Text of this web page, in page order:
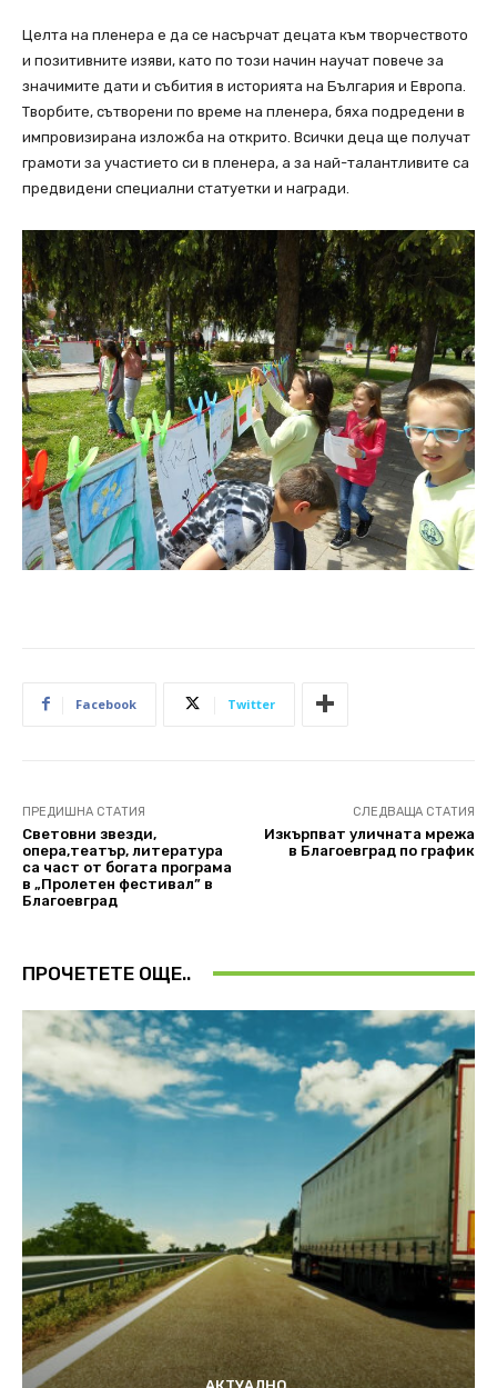
Целта на пленера е да се насърчат децата към творчеството
и позитивните изяви, като по този начин научат повече за
значимите дати и събития в историята на България и Европа.
Творбите, сътворени по време на пленера, бяха подредени в
импровизирана изложба на открито. Всички деца ще получат
грамоти за участието си в пленера, а за най-талантливите са
предвидени специални статуетки и награди.
Facebook Twitter
ПРЕДИШНА СТАТИЯ
Световни звезди,
опера,театър, литература
са част от богата програма
в „Пролетен фестивал” в
Благоевград
СЛЕДВАЩА СТАТИЯ
Изкърпват уличната мрежа
в Благоевград по график
ПРОЧЕТЕТЕ ОЩЕ..